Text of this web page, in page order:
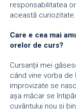
responsabilitatea
această curiozitate.
Care e cea mai
orelor de curs?
Cursanții mei
când vine vorba
improvizate se
așa măcar se
cuvântului nou și